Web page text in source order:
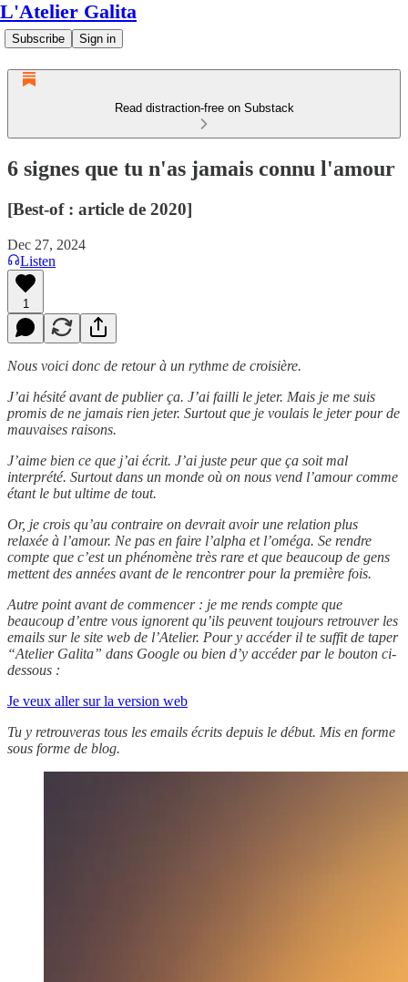
L'Atelier Galita
Subscribe Sign in
Read distraction-free on Substack
6 signes que tu n'as jamais connu l'amour
[Best-of : article de 2020]
Dec 27, 2024
Listen
1
Nous voici donc de retour à un rythme de croisière.
J’ai hésité avant de publier ça. J’ai failli le jeter. Mais je me suis
promis de ne jamais rien jeter. Surtout que je voulais le jeter pour de
mauvaises raisons.
J’aime bien ce que j’ai écrit. J’ai juste peur que ça soit mal
interprété. Surtout dans un monde où on nous vend l’amour comme
étant le but ultime de tout.
Or, je crois qu’au contraire on devrait avoir une relation plus
relaxée à l’amour. Ne pas en faire l’alpha et l’oméga. Se rendre
compte que c’est un phénomène très rare et que beaucoup de gens
mettent des années avant de le rencontrer pour la première fois.
Autre point avant de commencer : je me rends compte que
beaucoup d’entre vous ignorent qu’ils peuvent toujours retrouver les
emails sur le site web de l’Atelier. Pour y accéder il te suffit de taper
“Atelier Galita” dans Google ou bien d’y accéder par le bouton ci-
dessous :
Je veux aller sur la version web
Tu y retrouveras tous les emails écrits depuis le début. Mis en forme
sous forme de blog.